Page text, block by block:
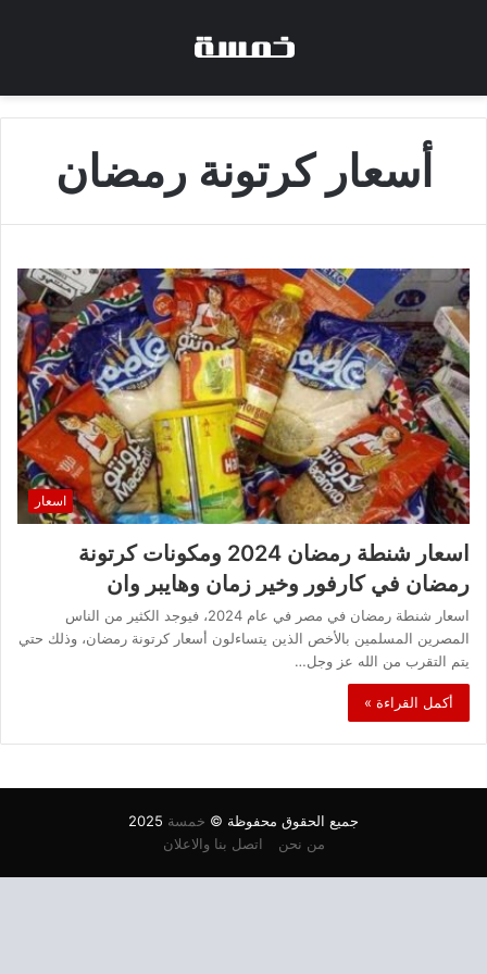
أسعار كرتونة رمضان
اسعار
اسعار شنطة رمضان 2024 ومكونات كرتونة
رمضان في كارفور وخير زمان وهايبر وان
اسعار شنطة رمضان في مصر في عام 2024، فيوجد الكثير من الناس
المصرين المسلمين بالأخص الذين يتساءلون أسعار كرتونة رمضان، وذلك حتي
يتم التقرب من الله عز وجل…
أكمل القراءة »
جميع الحقوق محفوظة © خمسة
من نحن
اتصل بنا والاعلان